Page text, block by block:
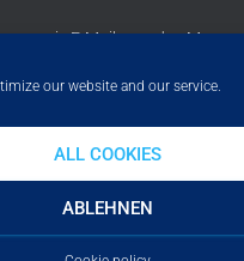
our website and our service.
ALL COOKIES
ABLEHNEN
sowie E-Mails werden
IMPRESSUM
| Entwickelt vonThemeIsle